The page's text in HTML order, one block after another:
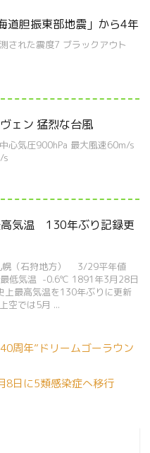
道胆振東部地震」から4年
された震度7 ブラックアウト
ェン 猛烈な台風
気圧900hPa 最大風速60m/s
s
気温 130年ぶり記録更
幌（石狩地方） 3/29平年値
低気温 -0.6℃ 1891年3月28日
上最高気温を130年ぶりに更新
空では5月 ...
周年”ドリームゴーラウン
日に5類感染症へ移行